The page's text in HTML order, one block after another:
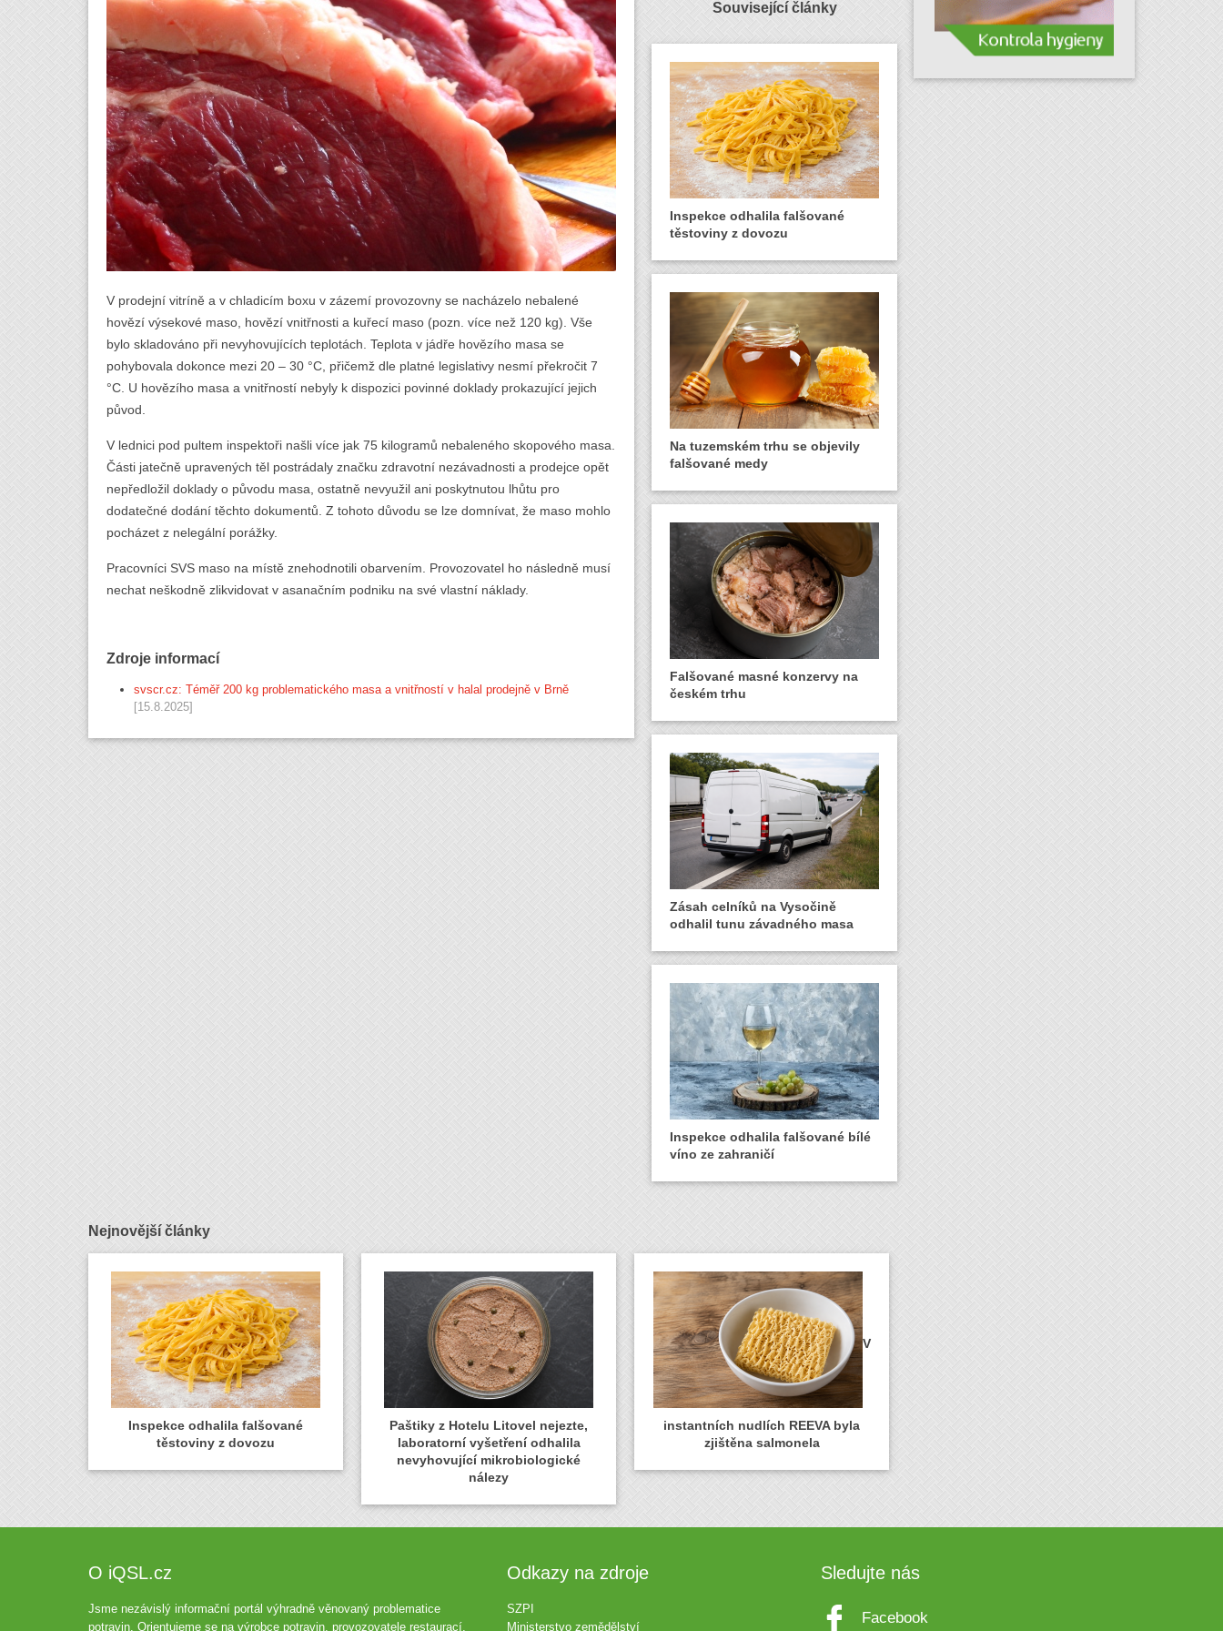
V prodejní vitríně a v chladicím boxu v zázemí provozovny se nacházelo nebalené
hovězí výsekové maso, hovězí vnitřnosti a kuřecí maso (pozn. více než 120 kg). Vše
bylo skladováno při nevyhovujících teplotách. Teplota v jádře hovězího masa se
pohybovala dokonce mezi 20 – 30 °C, přičemž dle platné legislativy nesmí překročit 7
°C. U hovězího masa a vnitřností nebyly k dispozici povinné doklady prokazující jejich
původ.
V lednici pod pultem inspektoři našli více jak 75 kilogramů nebaleného skopového masa.
Části jatečně upravených těl postrádaly značku zdravotní nezávadnosti a prodejce opět
nepředložil doklady o původu masa, ostatně nevyužil ani poskytnutou lhůtu pro
dodatečné dodání těchto dokumentů. Z tohoto důvodu se lze domnívat, že maso mohlo
pocházet z nelegální porážky.
Pracovníci SVS maso na místě znehodnotili obarvením. Provozovatel ho následně musí
nechat neškodně zlikvidovat v asanačním podniku na své vlastní náklady.
Zdroje informací
svscr.cz: Téměř 200 kg problematického masa a vnitřností v halal prodejně v Brně
[15.8.2025]
Související články
Inspekce odhalila falšované
těstoviny z dovozu
Na tuzemském trhu se objevily
falšované medy
Falšované masné konzervy na
českém trhu
Zásah celníků na Vysočině
odhalil tunu závadného masa
Inspekce odhalila falšované bílé
víno ze zahraničí
Nejnovější články
Inspekce odhalila falšované
těstoviny z dovozu
Paštiky z Hotelu Litovel nejezte,
laboratorní vyšetření odhalila
nevyhovující mikrobiologické
nálezy
V
instantních nudlích REEVA byla
zjištěna salmonela
O iQSL.cz
Jsme nezávislý informační portál výhradně věnovaný problematice
potravin. Orientujeme se na výrobce potravin, provozovatele restaurací,
Odkazy na zdroje
SZPI
Ministerstvo zemědělství
Sledujte nás
Facebook